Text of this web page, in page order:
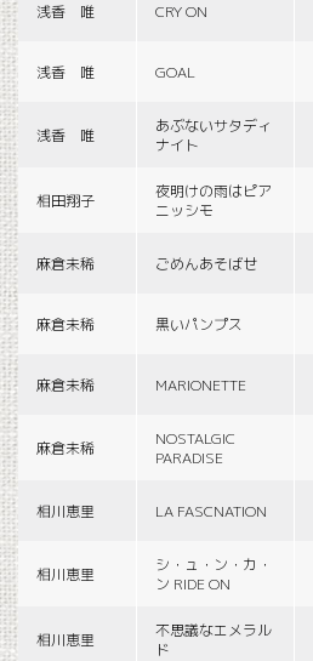
浅香 唯 CRY ON
浅香 唯 GOAL
浅香 唯
あぶないサタディ
ナイト
相田翔子
夜明けの雨はピア
ニッシモ
麻倉未稀 ごめんあそばせ
麻倉未稀 黒いパンプス
麻倉未稀 MARIONETTE
麻倉未稀
NOSTALGIC
PARADISE
相川恵里 LA FASCNATION
相川恵里
シ・ュ・ン・カ・
ン RIDE ON
相川恵里
不思議なエメラル
ド